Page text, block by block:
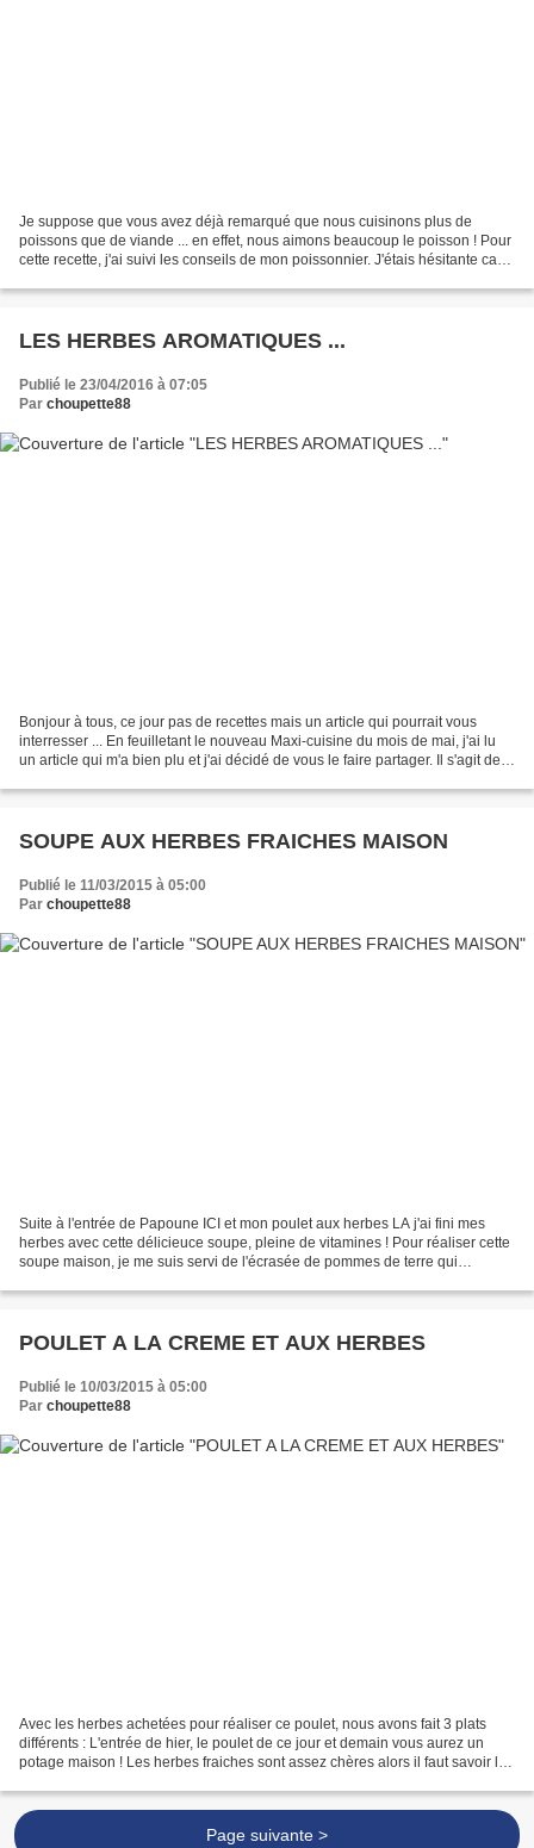
Je suppose que vous avez déjà remarqué que nous cuisinons plus de
poissons que de viande ... en effet, nous aimons beaucoup le poisson ! Pour
cette recette, j'ai suivi les conseils de mon poissonnier. J'étais hésitante car
LES HERBES AROMATIQUES ...
Publié le 23/04/2016 à 07:05
Par choupette88
Bonjour à tous, ce jour pas de recettes mais un article qui pourrait vous
interresser ... En feuilletant le nouveau Maxi-cuisine du mois de mai, j'ai lu
un article qui m'a bien plu et j'ai décidé de vous le faire partager. Il s'agit des
SOUPE AUX HERBES FRAICHES MAISON
Publié le 11/03/2015 à 05:00
Par choupette88
Suite à l'entrée de Papoune ICI et mon poulet aux herbes LA j'ai fini mes
herbes avec cette délicieuce soupe, pleine de vitamines ! Pour réaliser cette
soupe maison, je me suis servi de l'écrasée de pommes de terre qui
POULET A LA CREME ET AUX HERBES
Publié le 10/03/2015 à 05:00
Par choupette88
Avec les herbes achetées pour réaliser ce poulet, nous avons fait 3 plats
différents : L'entrée de hier, le poulet de ce jour et demain vous aurez un
potage maison ! Les herbes fraiches sont assez chères alors il faut savoir les
Page suivante >